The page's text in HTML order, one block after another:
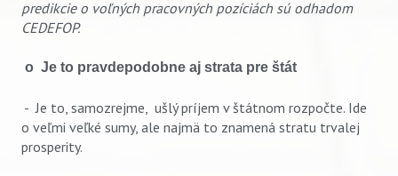
predikcie o voľných pracovných pozíciách sú odhadom
CEDEFOP.
o Je to pravdepodobne aj strata pre štát
- Je to, samozrejme, ušlý príjem v štátnom rozpočte. Ide
o veľmi veľké sumy, ale najmä to znamená stratu trvalej
prosperity.